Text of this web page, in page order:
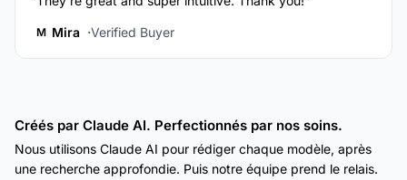
M Mira Verified Buyer
Créés par Claude AI. Perfectionnés par nos soins.
Nous utilisons Claude AI pour rédiger chaque modèle, après
une recherche approfondie. Puis notre équipe prend le relais.